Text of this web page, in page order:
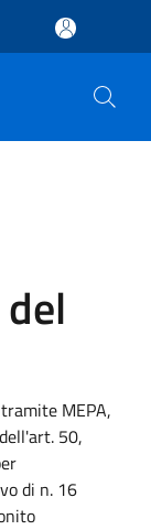
MEPA,
50,
di n. 16